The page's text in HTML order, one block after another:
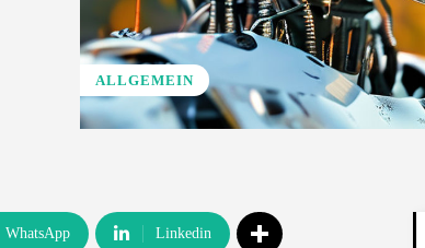
ALLGEMEIN
WhatsApp Linkedin